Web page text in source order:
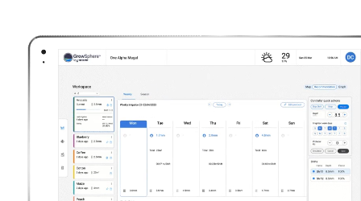
BarqarorQishloq Xojaligi
Biz Bilan Boglaning